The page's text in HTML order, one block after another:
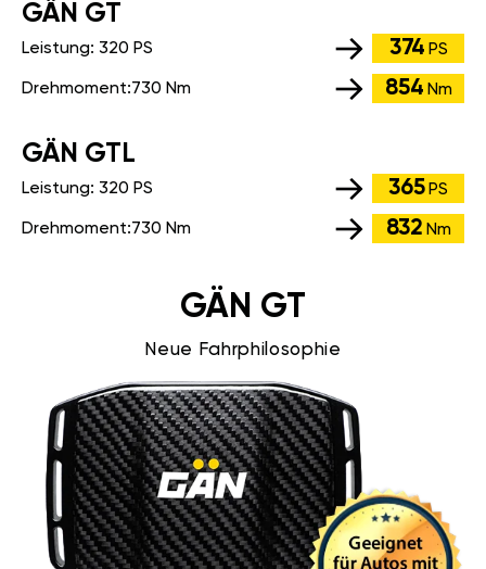
GÄN GT
Leistung: 320 PS 374 PS
Drehmoment:730 Nm 854 Nm
GÄN GTL
Leistung: 320 PS 365 PS
Drehmoment:730 Nm 832 Nm
GÄN GT
Neue Fahrphilosophie